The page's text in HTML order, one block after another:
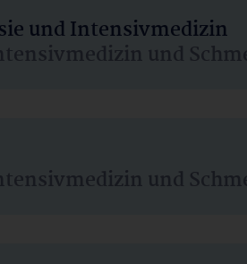
und Intensivmedizin
und
und